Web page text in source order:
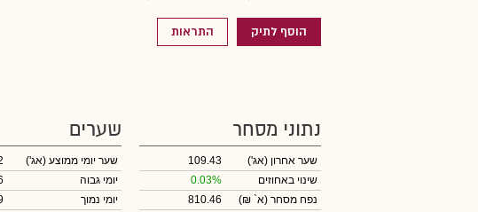
הוסף לתיק התראות
נתוני מסחר
שער אחרון (אג')
109.43
שינוי באחוזים
0.03%
נפח מסחר (א` ₪)
810.46
שערים
שער יומי ממוצע (אג')
יומי גבוה
יומי נמוך